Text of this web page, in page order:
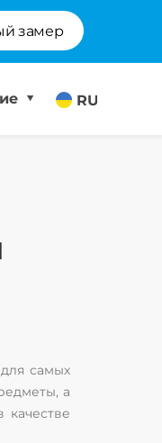
замер
RU
самых
а